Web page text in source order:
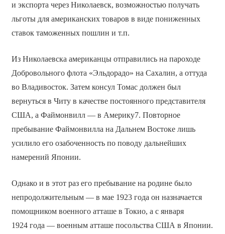
и экспорта через Николаевск, возможностью получать
льготы для американских товаров в виде пониженных
ставок таможенных пошлин и т.п.
Из Николаевска американцы отправились на пароходе
Добровольного флота «Эльдорадо» на Сахалин, а оттуда
во Владивосток. Затем консул Томас должен был
вернуться в Читу в качестве постоянного представителя
США, а Файмонвилл — в Америку7. Повторное
пребывание Файмонвилла на Дальнем Востоке лишь
усилило его озабоченность по поводу дальнейших
намерений Японии.
Однако и в этот раз его пребывание на родине было
непродолжительным — в мае 1923 года он назначается
помощником военного атташе в Токио, а с января
1924 года — военным атташе посольства США в Японии.